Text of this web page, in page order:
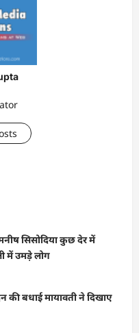
सिसोदिया कुछ देर में
में उमड़े लोग
की बधाई मायावती ने दिखाए